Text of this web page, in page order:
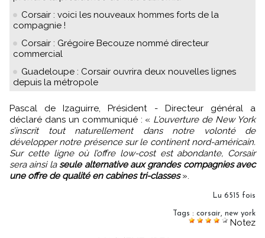
Corsair : voici les nouveaux hommes forts de la
compagnie !
Corsair : Grégoire Becouze nommé directeur
commercial
Guadeloupe : Corsair ouvrira deux nouvelles lignes
depuis la métropole
Pascal de Izaguirre, Président - Directeur général a
déclaré dans un communiqué : « L’ouverture de New York
s’inscrit tout naturellement dans notre volonté de
développer notre présence sur le continent nord-américain.
Sur cette ligne où l’offre low-cost est abondante, Corsair
sera ainsi laseule alternative aux grandes compagnies avec
une offre de qualité en cabines tri-classes».
Lu 6515 fois
Tags : corsair, new york
Notez